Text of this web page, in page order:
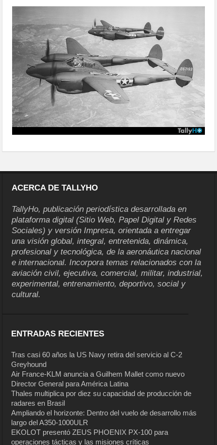
ACERCA DE TALLYHO
TallyHo, publicación periodística desarrollada en
plataforma digital (Sitio Web, Papel Digital y Redes
Sociales) y versión Impresa, orientada a entregar
una visión global, integral, entretenida, dinámica,
profesional y tecnológica, de la aeronáutica nacional
e internacional. Incorpora temas relacionados con la
aviación civil, ejecutiva, comercial, militar, industrial,
experimental, entrenamiento, deportivo, social y
cultural.
ENTRADAS RECIENTES
Tras casi 60 años la US Navy retira del servicio al C-2
Greyhound
Air France-KLM anuncia a Guilhem Mallet como nuevo
Director General para América Latina
Thales multiplica por diez su capacidad de producción de
radares en Brasil
Ampliando el horizonte: Dentro del vuelo de desarrollo más
largo del A350-1000ULR
EKOLOT presentó ZEUS PHOENIX PX-100 para
operaciones tácticas y las misiones críticas